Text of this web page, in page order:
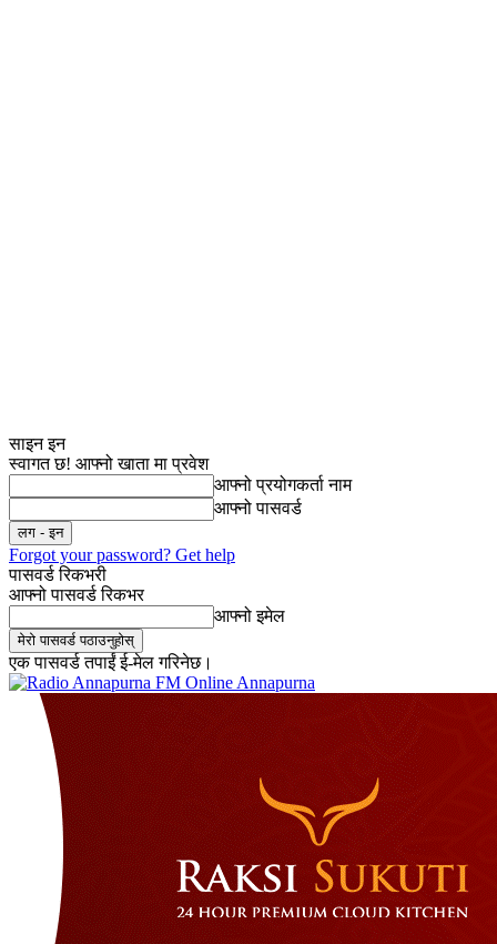
साइन इन
स्वागत छ! आफ्नो खाता मा प्रवेश
आफ्नो प्रयोगकर्ता नाम
आफ्नो पासवर्ड
Forgot your password? Get help
पासवर्ड रिकभरी
आफ्नो पासवर्ड रिकभर
आफ्नो इमेल
एक पासवर्ड तपाईं ई-मेल गरिनेछ।
Online Annapurna